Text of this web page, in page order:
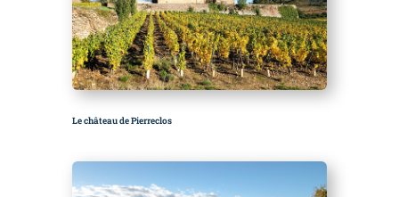
Le château de Pierreclos